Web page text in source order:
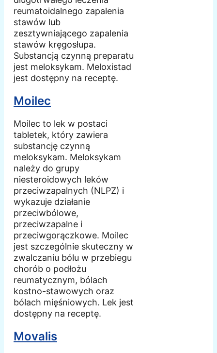
reumatoidalnego zapalenia
stawów lub
zesztywniającego zapalenia
stawów kręgosłupa.
Substancją czynną preparatu
jest meloksykam. Meloxistad
jest dostępny na receptę.
Moilec
Moilec to lek w postaci
tabletek, który zawiera
substancję czynną
meloksykam. Meloksykam
należy do grupy
niesteroidowych leków
przeciwzapalnych (NLPZ) i
wykazuje działanie
przeciwbólowe,
przeciwzapalne i
przeciwgorączkowe. Moilec
jest szczególnie skuteczny w
zwalczaniu bólu w przebiegu
chorób o podłożu
reumatycznym, bólach
kostno-stawowych oraz
bólach mięśniowych. Lek jest
dostępny na receptę.
Movalis